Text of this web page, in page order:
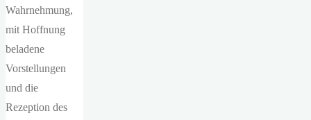
Wahrnehmung,
mit Hoffnung
beladene
Vorstellungen
und die
Rezeption des